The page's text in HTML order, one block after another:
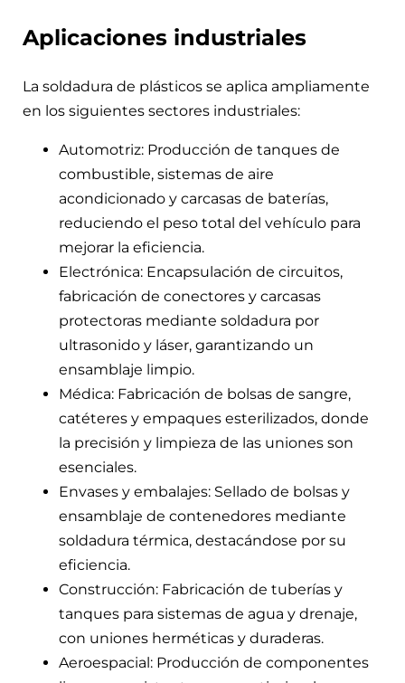
Aplicaciones industriales
La soldadura de plásticos se aplica ampliamente
en los siguientes sectores industriales:
Automotriz: Producción de tanques de
combustible, sistemas de aire
acondicionado y carcasas de baterías,
reduciendo el peso total del vehículo para
mejorar la eficiencia.
Electrónica: Encapsulación de circuitos,
fabricación de conectores y carcasas
protectoras mediante soldadura por
ultrasonido y láser, garantizando un
ensamblaje limpio.
Médica: Fabricación de bolsas de sangre,
catéteres y empaques esterilizados, donde
la precisión y limpieza de las uniones son
esenciales.
Envases y embalajes: Sellado de bolsas y
ensamblaje de contenedores mediante
soldadura térmica, destacándose por su
eficiencia.
Construcción: Fabricación de tuberías y
tanques para sistemas de agua y drenaje,
con uniones herméticas y duraderas.
Aeroespacial: Producción de componentes